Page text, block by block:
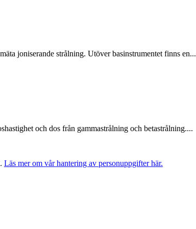
joniserande strålning. Utöver basinstrumentet finns en...
och dos från gammastrålning och betastrålning....
Läs mer om vår hantering av personuppgifter här.